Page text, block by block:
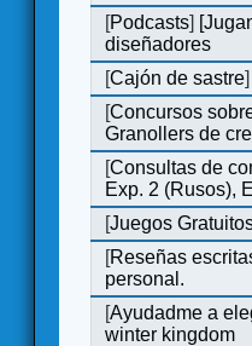
[Podcasts]
diseñadores
[Cajón de sastre]
[Concursos
Granollers de
[Consultas de
Exp. 2 (Rusos),
[Juegos
[Reseñas
personal.
[Ayudadme a
winter kingdom